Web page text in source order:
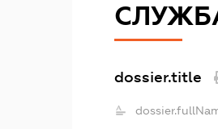
dossier.title